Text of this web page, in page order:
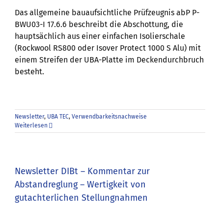
Das allgemeine bauaufsichtliche Prüfzeugnis abP P-
BWU03-I 17.6.6 beschreibt die Abschottung, die
hauptsächlich aus einer einfachen Isolierschale
(Rockwool RS800 oder Isover Protect 1000 S Alu) mit
einem Streifen der UBA-Platte im Deckendurchbruch
besteht.
Newsletter, UBA TEC, Verwendbarkeitsnachweise
Weiterlesen
Newsletter DIBt – Kommentar zur
Abstandreglung – Wertigkeit von
gutachterlichen Stellungnahmen